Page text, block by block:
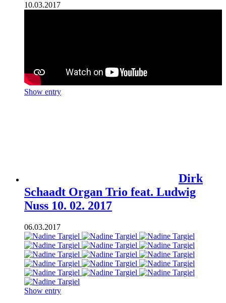
10.03.2017
Show entry
Dirk
Schaadt Organ Trio feat. Ludwig
Nuss 10. 02. 2017
06.03.2017
Show entry